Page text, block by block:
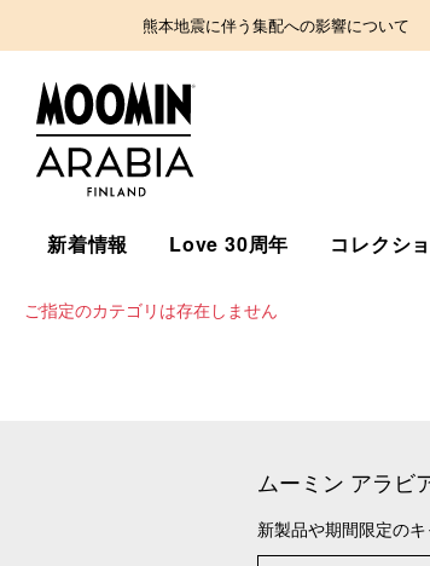
熊本地震に伴う集配への影響について
新着情報 Love 30周年 コレクシ
ご指定のカテゴリは存在しません
ムーミン アラビ
新製品や期間限定の